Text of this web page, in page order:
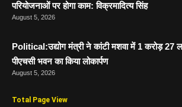
परियोजनाओं पर होगा काम: विक्रमादित्य सिंह
August 5, 2026
Political:उद्योग मंत्री ने कांटी मशवा में 1 करोड़ 27
पीएचसी भवन का किया लोकार्पण
August 5, 2026
Total Page View